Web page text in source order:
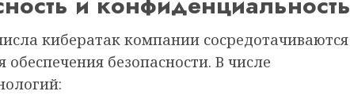
кибератак компании сосредотачиваются
безопасности. В числе